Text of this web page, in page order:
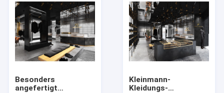
Besonders
angefertigt
Kleinmann-
Kleidungs-